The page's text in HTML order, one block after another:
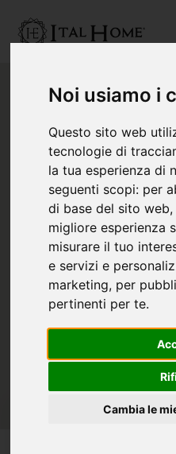
Noi usiamo i
Questo sito web
tecnologie di
la tua esperienza di
seguenti scopi: per
di base del sito web,
migliore esperienza
misurare il tuo
e servizi e
marketing, per
pertinenti per te.
Cambia le